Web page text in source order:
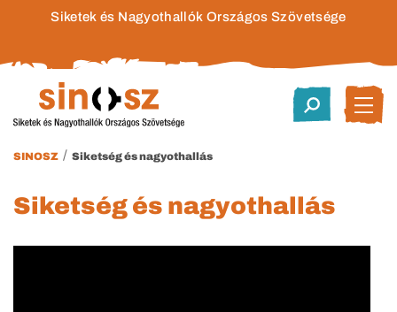
Siketek és Nagyothallók Országos Szövetsége
SINOSZ / Siketség és nagyothallás
Siketség és nagyothallás